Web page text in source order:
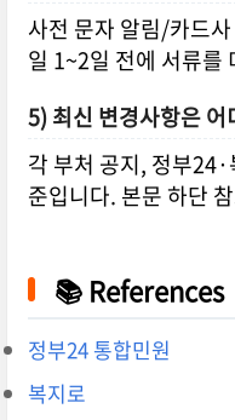
사전 문자 알림/카드
일 1~2일 전에 서류를
5) 최신 변경사항은 어
각 부처 공지, 정부
준입니다. 본문 하단
📚 References
정부24 통합민원
복지로